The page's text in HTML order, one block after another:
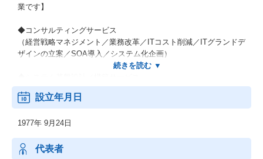
業です】
◆コンサルティングサービス
（経営戦略マネジメント／業務改革／ITコスト削減／ITグランドデ
ザインの立案／SOA導入／システム化企画）
（ビジネスプロセスの改善／コストダウン）
（セールス・マーケティングBPOサービス）
※元BPOソリューションズが合併
設立年月日
1977年 9月24日
代表者